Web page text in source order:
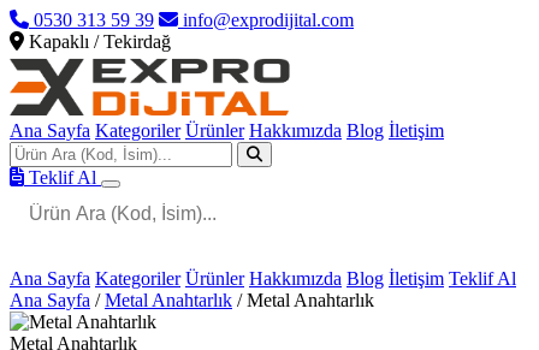
0530 313 59 39
info@exprodijital.com
Kapaklı / Tekirdağ
Ana Sayfa Kategoriler Ürünler Hakkımızda Blog İletişim
Teklif Al
Ana Sayfa Kategoriler Ürünler Hakkımızda Blog İletişim Teklif Al
Ana Sayfa / Metal Anahtarlık / Metal Anahtarlık
Metal Anahtarlık